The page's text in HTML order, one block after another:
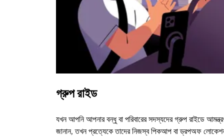
গ্রুপ রাইড
যখন আপনি আপনার বন্ধু বা পরিবারের সদস্যদের গ্রুপ রাইডে
জানান, তখন প্রত্যেকে তাদের নিজস্ব পিকআপ বা ড্রপঅফ